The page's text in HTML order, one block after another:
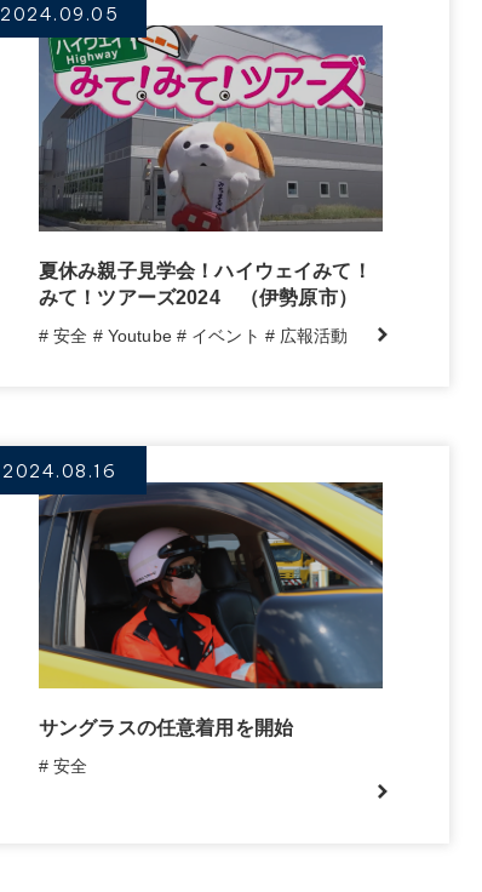
2024.09.05
夏休み親子見学会！ハイウェイみて！
みて！ツアーズ2024 （伊勢原市）
# 安全 # Youtube # イベント # 広報活動
2024.08.16
サングラスの任意着用を開始
# 安全